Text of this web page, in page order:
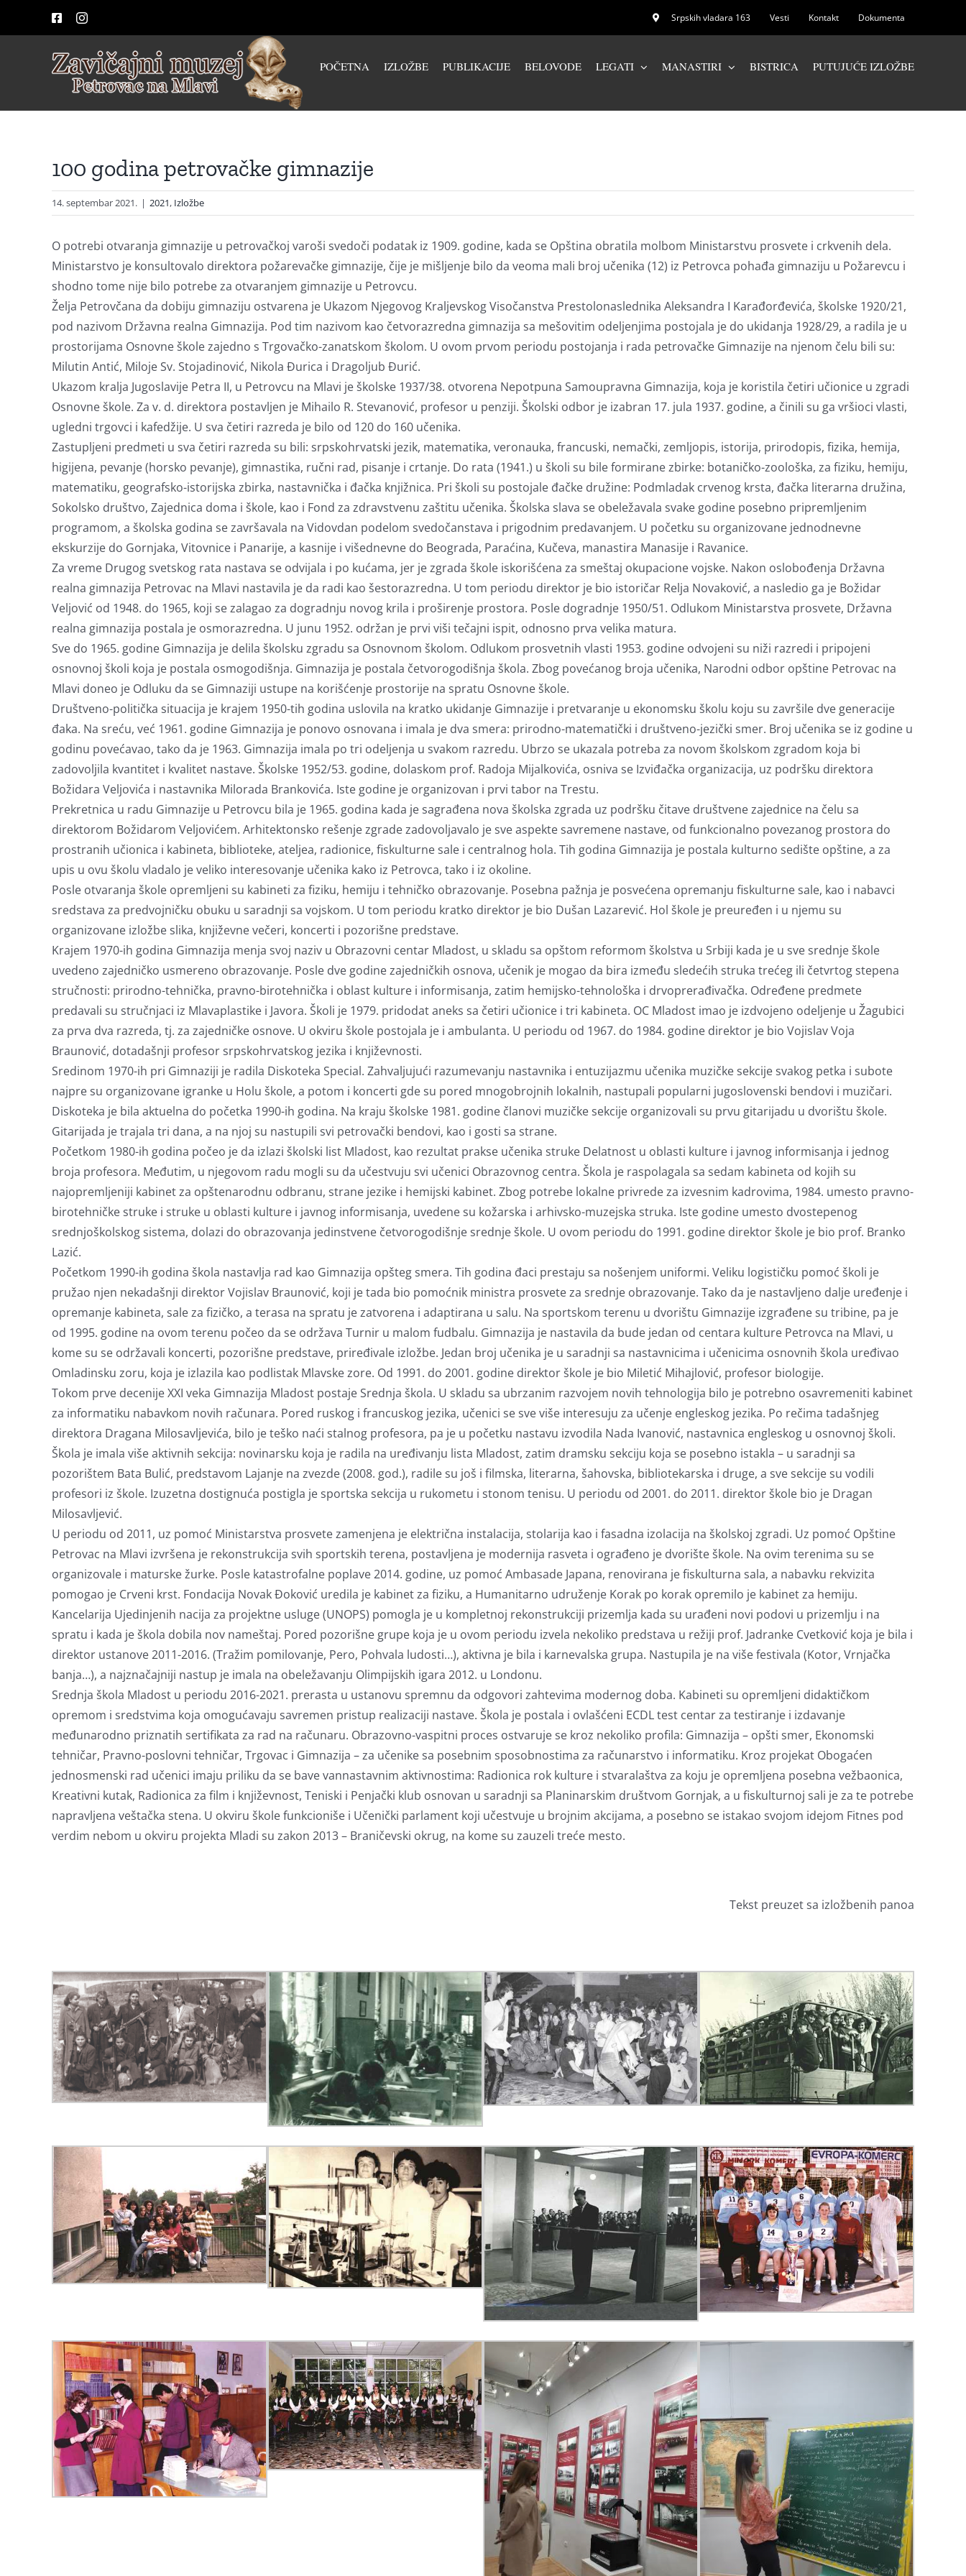
FacebookInstagram Srpskih vladara 163 Vesti Kontakt Dokumenta
POČETNA IZLOŽBE PUBLIKACIJE BELOVODE LEGATI MANASTIRI BISTRICA PUTUJUĆE IZLOŽBE
100 godina petrovačke gimnazije
14. septembar 2021. | 2021, Izložbe
O potrebi otvaranja gimnazije u petrovačkoj varoši svedoči podatak iz 1909. godine, kada se Opština obratila molbom Ministarstvu prosvete i crkvenih dela.
Ministarstvo je konsultovalo direktora požarevačke gimnazije, čije je mišljenje bilo da veoma mali broj učenika (12) iz Petrovca pohađa gimnaziju u Požarevcu i
shodno tome nije bilo potrebe za otvaranjem gimnazije u Petrovcu.
Želja Petrovčana da dobiju gimnaziju ostvarena je Ukazom Njegovog Kraljevskog Visočanstva Prestolonaslednika Aleksandra I Karađorđevića, školske 1920/21,
pod nazivom Državna realna Gimnazija. Pod tim nazivom kao četvorazredna gimnazija sa mešovitim odeljenjima postojala je do ukidanja 1928/29, a radila je u
prostorijama Osnovne škole zajedno s Trgovačko-zanatskom školom. U ovom prvom periodu postojanja i rada petrovačke Gimnazije na njenom čelu bili su:
Milutin Antić, Miloje Sv. Stojadinović, Nikola Đurica i Dragoljub Đurić.
Ukazom kralja Jugoslavije Petra II, u Petrovcu na Mlavi je školske 1937/38. otvorena Nepotpuna Samoupravna Gimnazija, koja je koristila četiri učionice u zgradi
Osnovne škole. Za v. d. direktora postavljen je Mihailo R. Stevanović, profesor u penziji. Školski odbor je izabran 17. jula 1937. godine, a činili su ga vršioci vlasti,
ugledni trgovci i kafedžije. U sva četiri razreda je bilo od 120 do 160 učenika.
Zastupljeni predmeti u sva četiri razreda su bili: srpskohrvatski jezik, matematika, veronauka, francuski, nemački, zemljopis, istorija, prirodopis, fizika, hemija,
higijena, pevanje (horsko pevanje), gimnastika, ručni rad, pisanje i crtanje. Do rata (1941.) u školi su bile formirane zbirke: botaničko-zoološka, za fiziku, hemiju,
matematiku, geografsko-istorijska zbirka, nastavnička i đačka knjižnica. Pri školi su postojale đačke družine: Podmladak crvenog krsta, đačka literarna družina,
Sokolsko društvo, Zajednica doma i škole, kao i Fond za zdravstvenu zaštitu učenika. Školska slava se obeležavala svake godine posebno pripremljenim
programom, a školska godina se završavala na Vidovdan podelom svedočanstava i prigodnim predavanjem. U početku su organizovane jednodnevne
ekskurzije do Gornjaka, Vitovnice i Panarije, a kasnije i višednevne do Beograda, Paraćina, Kučeva, manastira Manasije i Ravanice.
Za vreme Drugog svetskog rata nastava se odvijala i po kućama, jer je zgrada škole iskorišćena za smeštaj okupacione vojske. Nakon oslobođenja Državna
realna gimnazija Petrovac na Mlavi nastavila je da radi kao šestorazredna. U tom periodu direktor je bio istoričar Relja Novaković, a nasledio ga je Božidar
Veljović od 1948. do 1965, koji se zalagao za dogradnju novog krila i proširenje prostora. Posle dogradnje 1950/51. Odlukom Ministarstva prosvete, Državna
realna gimnazija postala je osmorazredna. U junu 1952. održan je prvi viši tečajni ispit, odnosno prva velika matura.
Sve do 1965. godine Gimnazija je delila školsku zgradu sa Osnovnom školom. Odlukom prosvetnih vlasti 1953. godine odvojeni su niži razredi i pripojeni
osnovnoj školi koja je postala osmogodišnja. Gimnazija je postala četvorogodišnja škola. Zbog povećanog broja učenika, Narodni odbor opštine Petrovac na
Mlavi doneo je Odluku da se Gimnaziji ustupe na korišćenje prostorije na spratu Osnovne škole.
Društveno-politička situacija je krajem 1950-tih godina uslovila na kratko ukidanje Gimnazije i pretvaranje u ekonomsku školu koju su završile dve generacije
đaka. Na sreću, već 1961. godine Gimnazija je ponovo osnovana i imala je dva smera: prirodno-matematički i društveno-jezički smer. Broj učenika se iz godine u
godinu povećavao, tako da je 1963. Gimnazija imala po tri odeljenja u svakom razredu. Ubrzo se ukazala potreba za novom školskom zgradom koja bi
zadovoljila kvantitet i kvalitet nastave. Školske 1952/53. godine, dolaskom prof. Radoja Mijalkovića, osniva se Izviđačka organizacija, uz podršku direktora
Božidara Veljovića i nastavnika Milorada Brankovića. Iste godine je organizovan i prvi tabor na Trestu.
Prekretnica u radu Gimnazije u Petrovcu bila je 1965. godina kada je sagrađena nova školska zgrada uz podršku čitave društvene zajednice na čelu sa
direktorom Božidarom Veljovićem. Arhitektonsko rešenje zgrade zadovoljavalo je sve aspekte savremene nastave, od funkcionalno povezanog prostora do
prostranih učionica i kabineta, biblioteke, ateljea, radionice, fiskulturne sale i centralnog hola. Tih godina Gimnazija je postala kulturno sedište opštine, a za
upis u ovu školu vladalo je veliko interesovanje učenika kako iz Petrovca, tako i iz okoline.
Posle otvaranja škole opremljeni su kabineti za fiziku, hemiju i tehničko obrazovanje. Posebna pažnja je posvećena opremanju fiskulturne sale, kao i nabavci
sredstava za predvojničku obuku u saradnji sa vojskom. U tom periodu kratko direktor je bio Dušan Lazarević. Hol škole je preuređen i u njemu su
organizovane izložbe slika, književne večeri, koncerti i pozorišne predstave.
Krajem 1970-ih godina Gimnazija menja svoj naziv u Obrazovni centar Mladost, u skladu sa opštom reformom školstva u Srbiji kada je u sve srednje škole
uvedeno zajedničko usmereno obrazovanje. Posle dve godine zajedničkih osnova, učenik je mogao da bira između sledećih struka trećeg ili četvrtog stepena
stručnosti: prirodno-tehnička, pravno-birotehnička i oblast kulture i informisanja, zatim hemijsko-tehnološka i drvoprerađivačka. Određene predmete
predavali su stručnjaci iz Mlavaplastike i Javora. Školi je 1979. pridodat aneks sa četiri učionice i tri kabineta. OC Mladost imao je izdvojeno odeljenje u Žagubici
za prva dva razreda, tj. za zajedničke osnove. U okviru škole postojala je i ambulanta. U periodu od 1967. do 1984. godine direktor je bio Vojislav Voja
Braunović, dotadašnji profesor srpskohrvatskog jezika i književnosti.
Sredinom 1970-ih pri Gimnaziji je radila Diskoteka Special. Zahvaljujući razumevanju nastavnika i entuzijazmu učenika muzičke sekcije svakog petka i subote
najpre su organizovane igranke u Holu škole, a potom i koncerti gde su pored mnogobrojnih lokalnih, nastupali popularni jugoslovenski bendovi i muzičari.
Diskoteka je bila aktuelna do početka 1990-ih godina. Na kraju školske 1981. godine članovi muzičke sekcije organizovali su prvu gitarijadu u dvorištu škole.
Gitarijada je trajala tri dana, a na njoj su nastupili svi petrovački bendovi, kao i gosti sa strane.
Početkom 1980-ih godina počeo je da izlazi školski list Mladost, kao rezultat prakse učenika struke Delatnost u oblasti kulture i javnog informisanja i jednog
broja profesora. Međutim, u njegovom radu mogli su da učestvuju svi učenici Obrazovnog centra. Škola je raspolagala sa sedam kabineta od kojih su
najopremljeniji kabinet za opštenarodnu odbranu, strane jezike i hemijski kabinet. Zbog potrebe lokalne privrede za izvesnim kadrovima, 1984. umesto pravno-
birotehničke struke i struke u oblasti kulture i javnog informisanja, uvedene su kožarska i arhivsko-muzejska struka. Iste godine umesto dvostepenog
srednjoškolskog sistema, dolazi do obrazovanja jedinstvene četvorogodišnje srednje škole. U ovom periodu do 1991. godine direktor škole je bio prof. Branko
Lazić.
Početkom 1990-ih godina škola nastavlja rad kao Gimnazija opšteg smera. Tih godina đaci prestaju sa nošenjem uniformi. Veliku logističku pomoć školi je
pružao njen nekadašnji direktor Vojislav Braunović, koji je tada bio pomoćnik ministra prosvete za srednje obrazovanje. Tako da je nastavljeno dalje uređenje i
opremanje kabineta, sale za fizičko, a terasa na spratu je zatvorena i adaptirana u salu. Na sportskom terenu u dvorištu Gimnazije izgrađene su tribine, pa je
od 1995. godine na ovom terenu počeo da se održava Turnir u malom fudbalu. Gimnazija je nastavila da bude jedan od centara kulture Petrovca na Mlavi, u
kome su se održavali koncerti, pozorišne predstave, priređivale izložbe. Jedan broj učenika je u saradnji sa nastavnicima i učenicima osnovnih škola uređivao
Omladinsku zoru, koja je izlazila kao podlistak Mlavske zore. Od 1991. do 2001. godine direktor škole je bio Miletić Mihajlović, profesor biologije.
Tokom prve decenije XXI veka Gimnazija Mladost postaje Srednja škola. U skladu sa ubrzanim razvojem novih tehnologija bilo je potrebno osavremeniti kabinet
za informatiku nabavkom novih računara. Pored ruskog i francuskog jezika, učenici se sve više interesuju za učenje engleskog jezika. Po rečima tadašnjeg
direktora Dragana Milosavljevića, bilo je teško naći stalnog profesora, pa je u početku nastavu izvodila Nada Ivanović, nastavnica engleskog u osnovnoj školi.
Škola je imala više aktivnih sekcija: novinarsku koja je radila na uređivanju lista Mladost, zatim dramsku sekciju koja se posebno istakla – u saradnji sa
pozorištem Bata Bulić, predstavom Lajanje na zvezde (2008. god.), radile su još i filmska, literarna, šahovska, bibliotekarska i druge, a sve sekcije su vodili
profesori iz škole. Izuzetna dostignuća postigla je sportska sekcija u rukometu i stonom tenisu. U periodu od 2001. do 2011. direktor škole bio je Dragan
Milosavljević.
U periodu od 2011, uz pomoć Ministarstva prosvete zamenjena je električna instalacija, stolarija kao i fasadna izolacija na školskoj zgradi. Uz pomoć Opštine
Petrovac na Mlavi izvršena je rekonstrukcija svih sportskih terena, postavljena je modernija rasveta i ograđeno je dvorište škole. Na ovim terenima su se
organizovale i maturske žurke. Posle katastrofalne poplave 2014. godine, uz pomoć Ambasade Japana, renovirana je fiskulturna sala, a nabavku rekvizita
pomogao je Crveni krst. Fondacija Novak Đoković uredila je kabinet za fiziku, a Humanitarno udruženje Korak po korak opremilo je kabinet za hemiju.
Kancelarija Ujedinjenih nacija za projektne usluge (UNOPS) pomogla je u kompletnoj rekonstrukciji prizemlja kada su urađeni novi podovi u prizemlju i na
spratu i kada je škola dobila nov nameštaj. Pored pozorišne grupe koja je u ovom periodu izvela nekoliko predstava u režiji prof. Jadranke Cvetković koja je bila i
direktor ustanove 2011-2016. (Tražim pomilovanje, Pero, Pohvala ludosti…), aktivna je bila i karnevalska grupa. Nastupila je na više festivala (Kotor, Vrnjačka
banja…), a najznačajniji nastup je imala na obeležavanju Olimpijskih igara 2012. u Londonu.
Srednja škola Mladost u periodu 2016-2021. prerasta u ustanovu spremnu da odgovori zahtevima modernog doba. Kabineti su opremljeni didaktičkom
opremom i sredstvima koja omogućavaju savremen pristup realizaciji nastave. Škola je postala i ovlašćeni ECDL test centar za testiranje i izdavanje
međunarodno priznatih sertifikata za rad na računaru. Obrazovno-vaspitni proces ostvaruje se kroz nekoliko profila: Gimnazija – opšti smer, Ekonomski
tehničar, Pravno-poslovni tehničar, Trgovac i Gimnazija – za učenike sa posebnim sposobnostima za računarstvo i informatiku. Kroz projekat Obogaćen
jednosmenski rad učenici imaju priliku da se bave vannastavnim aktivnostima: Radionica rok kulture i stvaralaštva za koju je opremljena posebna vežbaonica,
Kreativni kutak, Radionica za film i književnost, Teniski i Penjački klub osnovan u saradnji sa Planinarskim društvom Gornjak, a u fiskulturnoj sali je za te potrebe
napravljena veštačka stena. U okviru škole funkcioniše i Učenički parlament koji učestvuje u brojnim akcijama, a posebno se istakao svojom idejom Fitnes pod
verdim nebom u okviru projekta Mladi su zakon 2013 – Braničevski okrug, na kome su zauzeli treće mesto.
Tekst preuzet sa izložbenih panoa